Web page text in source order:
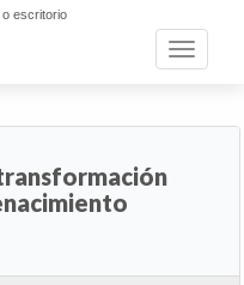
escritorio
Toggle